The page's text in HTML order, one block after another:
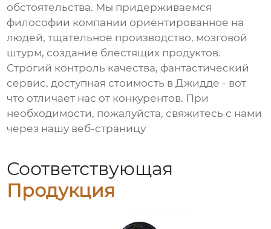
обстоятельства. Мы придерживаемся
философии компании ориентированное на
людей, тщательное производство, мозговой
штурм, создание блестящих продуктов.
Строгий контроль качества, фантастический
сервис, доступная стоимость в Джидде - вот
что отличает нас от конкурентов. При
необходимости, пожалуйста, свяжитесь с нами
через нашу веб-страницу
Соответствующая
Продукция